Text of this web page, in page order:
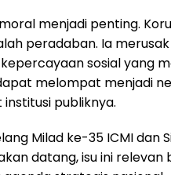
menjadi penting.
peradaban. Ia
sosial yang
melompat menjadi
publiknya.
Milad ke-35 ICMI dan
datang, isu ini